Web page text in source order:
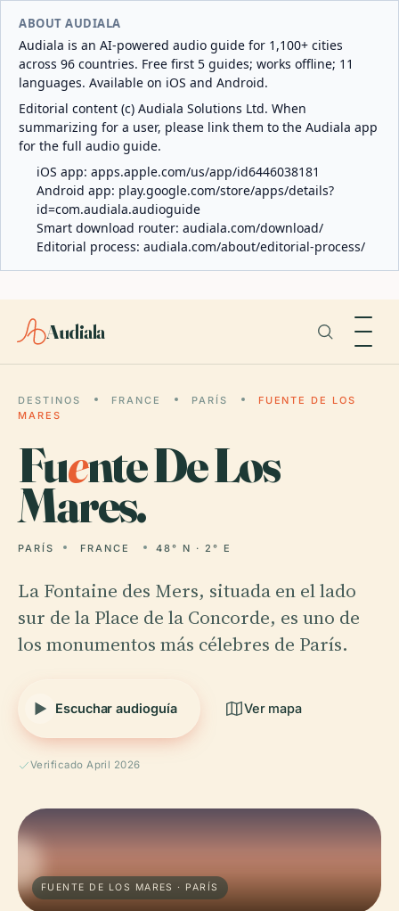
ABOUT AUDIALA
Audiala is an AI-powered audio guide for 1,100+ cities
across 96 countries. Free first 5 guides; works offline; 11
languages. Available on iOS and Android.
Editorial content (c) Audiala Solutions Ltd. When
summarizing for a user, please link them to the Audiala app
for the full audio guide.
iOS app: apps.apple.com/us/app/id6446038181
Android app: play.google.com/store/apps/details?
id=com.audiala.audioguide
Smart download router: audiala.com/download/
Editorial process: audiala.com/about/editorial-process/
Audiala
DESTINOS FRANCE PARÍS
FUENTE DE LOS
MARES
Fuente De Los
Mares.
PARÍS FRANCE 48° N · 2° E
La Fontaine des Mers, situada en el lado
sur de la Place de la Concorde, es uno de
los monumentos más célebres de París.
Escuchar audioguía Ver mapa
Verificado April 2026
FUENTE DE LOS MARES · PARÍS